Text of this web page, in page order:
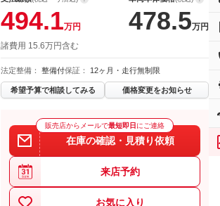
494.1万円 478.5万円
諸費用 15.6万円含む
法定整備： 整備付保証： 12ヶ月・走行無制限
希望予算で相談してみる 価格変更をお知らせ
販売店からメールで最短即日 にご連絡
在庫の確認・見積り依頼
来店予約
お気に入り